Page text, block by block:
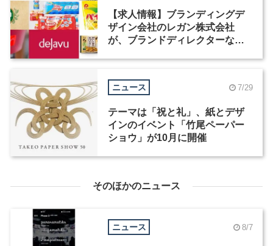
【求人情報】ブランディングデ
ザイン会社のレガン株式会社
が、ブランドディレクターなど3
ニュース 7/29
テーマは「祝と礼」、紙とデザ
インのイベント「竹尾ペーパー
ショウ」が10月に開催
そのほかのニュース
ニュース 8/7